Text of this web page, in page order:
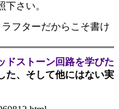
下さい。
フターだからこそ書け
ドストーン回路を学びた
た、そして他にはない実